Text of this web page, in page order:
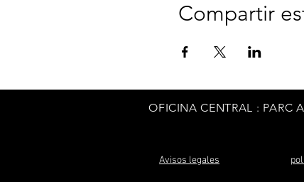
Compartir
OFICINA CENTRAL : PARC
Avisos legales